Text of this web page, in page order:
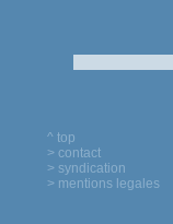
^ top
> contact
> syndication
> mentions legales